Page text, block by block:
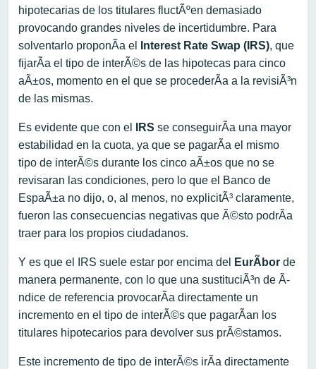
hipotecarias de los titulares fluctÃºen demasiado
provocando grandes niveles de incertidumbre. Para
solventarlo proponÃ­a el
Interest Rate Swap (IRS), que
fijarÃ­a el tipo de interÃ©s de las hipotecas para cinco
aÃ±os, momento en el que se procederÃ­a a la revisiÃ³n
de las mismas.
Es evidente que con el IRS se conseguirÃ­a una mayor
estabilidad en la cuota, ya que se pagarÃ­a el mismo
tipo de interÃ©s durante los cinco aÃ±os que no se
revisaran las condiciones, pero lo que el Banco de
EspaÃ±a no dijo, o, al menos, no explicitÃ³ claramente,
fueron las consecuencias negativas que Ã©sto podrÃ­a
traer para los propios ciudadanos.
Y es que el IRS suele estar por encima del EurÃ­bor de
manera permanente, con lo que una sustituciÃ³n de Ã­
ndice de referencia provocarÃ­a directamente un
incremento en el tipo de interÃ©s que pagarÃ­an los
titulares hipotecarios para devolver sus prÃ©stamos.
Este incremento de tipo de interÃ©s irÃ­a directamente